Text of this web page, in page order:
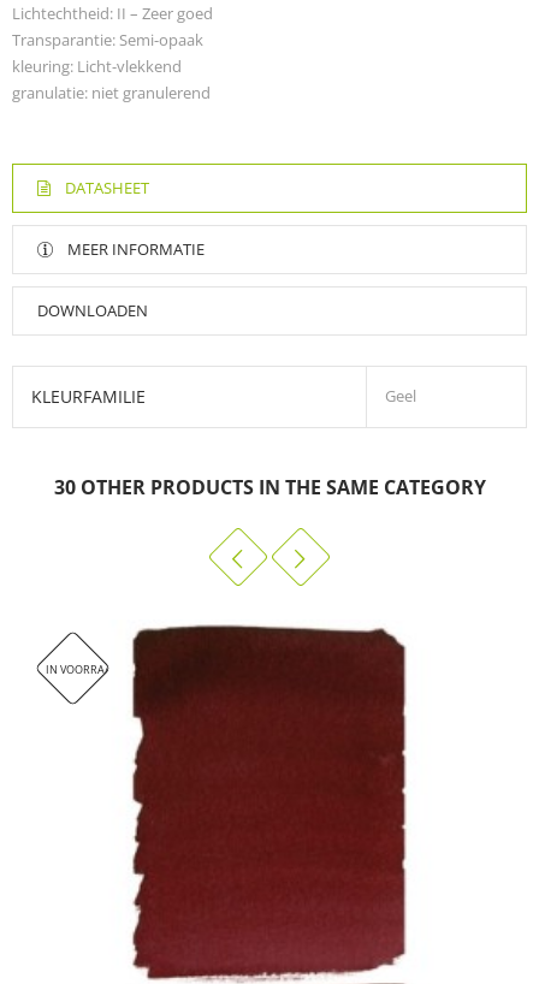
Lichtechtheid: II – Zeer goed
Transparantie: Semi-opaak
kleuring: Licht-vlekkend
granulatie: niet granulerend
DATASHEET
MEER INFORMATIE
DOWNLOADEN
KLEURFAMILIE Geel
Opera Pink of maak opmerkelijke granulerende groenen in
mengsels met Cobalt Teal Blue.
dichtheid en rijkdom van de klassieke cadmiumkleuren. Qua
kleur vrijwel identiek aan het originele pigment, maar zuiverder
in mengsels en sterker van tint - met een beetje kom je een heel
eind.
De verwerkingseigenschappen – kleurkracht, semi-transparantie
en uitstekende lichtechtheid – zijn ook bijna identiek aan die van
de cadmiumkleuren die vroeger in het assortiment zaten.
30 OTHER PRODUCTS IN THE SAME CATEGORY
IN VOORRAAD